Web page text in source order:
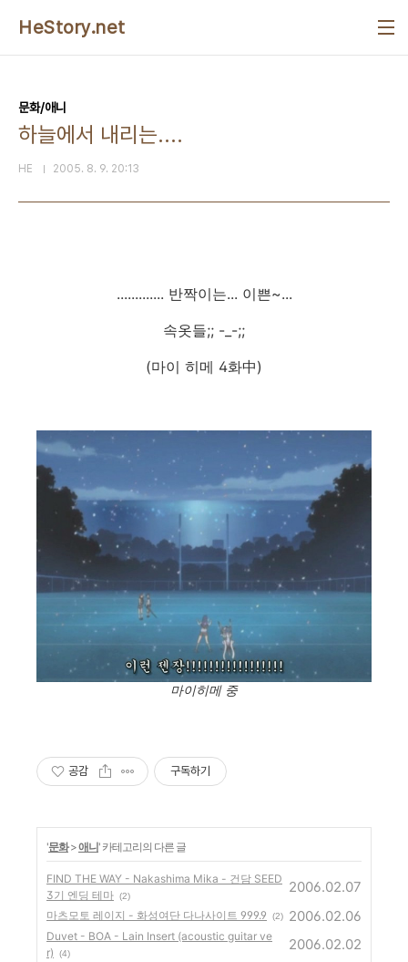
HeStory.net
문화/애니
하늘에서 내리는....
HE 2005. 8. 9. 20:13
............. 반짝이는... 이쁜~...
속옷들;; -_-;;
(마이 히메 4화中)
마이히메 중
공감 구독하기
'문화>애니' 카테고리의 다른 글
FIND THE WAY - Nakashima Mika - 건담 SEED
3기 엔딩 테마 (2)
2006.02.07
마츠모토 레이지 - 화성여단 다나사이트 999.9 (2) 2006.02.06
Duvet - BOA - Lain Insert (acoustic guitar ve
r)
(4)
2006.02.02